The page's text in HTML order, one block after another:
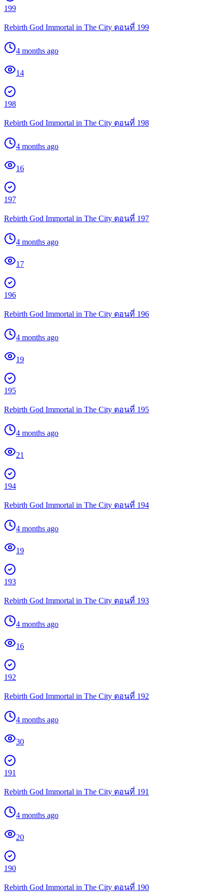
199
Rebirth God Immortal in The City ตอนที่ 199
4 months ago
14
198
Rebirth God Immortal in The City ตอนที่ 198
4 months ago
16
197
Rebirth God Immortal in The City ตอนที่ 197
4 months ago
17
196
Rebirth God Immortal in The City ตอนที่ 196
4 months ago
19
195
Rebirth God Immortal in The City ตอนที่ 195
4 months ago
21
194
Rebirth God Immortal in The City ตอนที่ 194
4 months ago
19
193
Rebirth God Immortal in The City ตอนที่ 193
4 months ago
16
192
Rebirth God Immortal in The City ตอนที่ 192
4 months ago
30
191
Rebirth God Immortal in The City ตอนที่ 191
4 months ago
20
190
Rebirth God Immortal in The City ตอนที่ 190